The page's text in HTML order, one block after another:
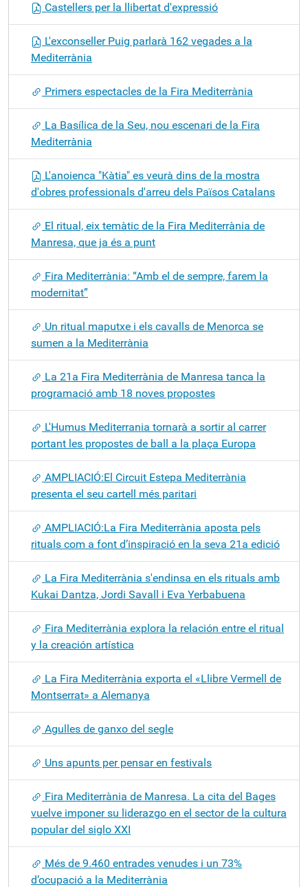
Castellers per la llibertat d'expressió
L'exconseller Puig parlarà 162 vegades a la
Mediterrània
Primers espectacles de la Fira Mediterrània
La Basílica de la Seu, nou escenari de la Fira
Mediterrània
L'anoienca "Kàtia" es veurà dins de la mostra
d'obres professionals d'arreu dels Països Catalans
El ritual, eix temàtic de la Fira Mediterrània de
Manresa, que ja és a punt
Fira Mediterrània: “Amb el de sempre, farem la
modernitat”
Un ritual maputxe i els cavalls de Menorca se
sumen a la Mediterrània
La 21a Fira Mediterrània de Manresa tanca la
programació amb 18 noves propostes
L'Humus Mediterrania tornarà a sortir al carrer
portant les propostes de ball a la plaça Europa
AMPLIACIÓ:El Circuit Estepa Mediterrània
presenta el seu cartell més paritari
AMPLIACIÓ:La Fira Mediterrània aposta pels
rituals com a font d’inspiració en la seva 21a edició
La Fira Mediterrània s'endinsa en els rituals amb
Kukai Dantza, Jordi Savall i Eva Yerbabuena
Fira Mediterrània explora la relación entre el ritual
y la creación artística
La Fira Mediterrània exporta el «Llibre Vermell de
Montserrat» a Alemanya
Agulles de ganxo del segle
Uns apunts per pensar en festivals
Fira Mediterrània de Manresa. La cita del Bages
vuelve imponer su liderazgo en el sector de la cultura
popular del siglo XXI
Més de 9.460 entrades venudes i un 73%
d’ocupació a la Mediterrània